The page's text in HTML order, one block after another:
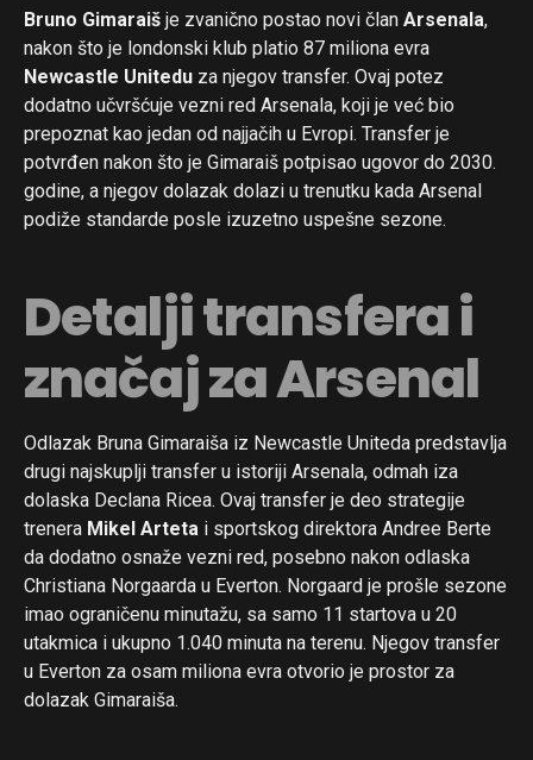
Bruno Gimaraiš je zvanično postao novi član Arsenala,
nakon što je londonski klub platio 87 miliona evra
Newcastle Unitedu za njegov transfer. Ovaj potez
dodatno učvršćuje vezni red Arsenala, koji je već bio
prepoznat kao jedan od najjačih u Evropi. Transfer je
potvrđen nakon što je Gimaraiš potpisao ugovor do 2030.
godine, a njegov dolazak dolazi u trenutku kada Arsenal
podiže standarde posle izuzetno uspešne sezone.
Detalji transfera i
značaj za Arsenal
Odlazak Bruna Gimaraiša iz Newcastle Uniteda predstavlja
drugi najskuplji transfer u istoriji Arsenala, odmah iza
dolaska Declana Ricea. Ovaj transfer je deo strategije
trenera Mikel Arteta i sportskog direktora Andree Berte
da dodatno osnaže vezni red, posebno nakon odlaska
Christiana Norgaarda u Everton. Norgaard je prošle sezone
imao ograničenu minutažu, sa samo 11 startova u 20
utakmica i ukupno 1.040 minuta na terenu. Njegov transfer
u Everton za osam miliona evra otvorio je prostor za
dolazak Gimaraiša.